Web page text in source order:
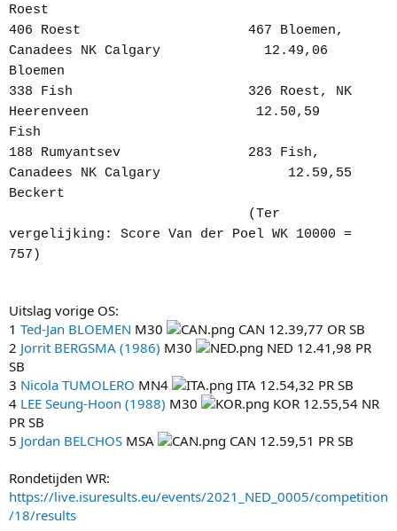
Roest
406 Roest
467 Bloemen,
Canadees NK Calgary
12.49,06
Bloemen
338 Fish
326 Roest, NK
Heerenveen
12.50,59
Fish
188 Rumyantsev
283 Fish,
Canadees NK Calgary
12.59,55
Beckert
(Ter
vergelijking: Score Van der Poel WK 10000 =
757)
Uitslag vorige OS:
1 Ted-Jan BLOEMEN M30
CAN 12.39,77 OR SB
2 Jorrit BERGSMA (1986) M30
NED 12.41,98 PR
SB
3 Nicola TUMOLERO MN4
ITA 12.54,32 PR SB
4 LEE Seung-Hoon (1988) M30
KOR 12.55,54 NR
PR SB
5 Jordan BELCHOS MSA CAN 12.59,51 PR SB
Rondetijden WR:
https://live.isuresults.eu/events/2021_NED_0005/competition
/18/results